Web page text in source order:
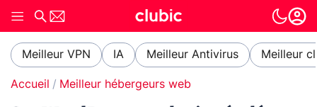
Meilleur VPN IA Meilleur Antivirus Meilleur
Accueil Meilleur hébergeurs web